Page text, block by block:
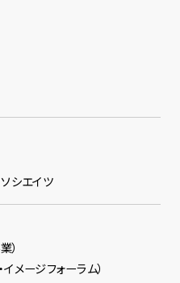
シエイツ
）
メージフォーラム）